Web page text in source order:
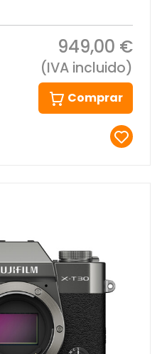
949,00 €
(IVA incluido)
Comprar